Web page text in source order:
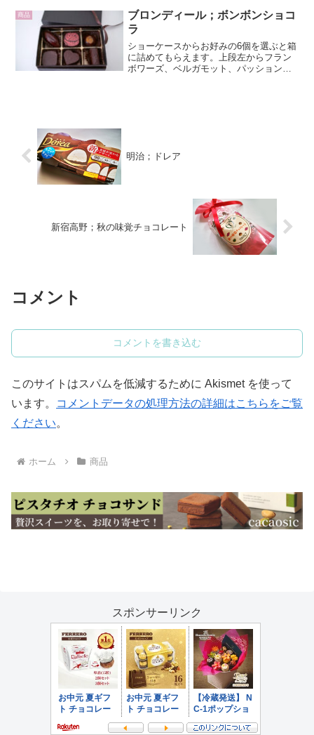
フレ...
商品
ブロンディール；ボンボンショコ
ラ
ショーケースからお好みの6個を選ぶと箱
に詰めてもらえます。上段左からフラン
ボワーズ、ベルガモット、パッションフ
明治；ドレア
新宿高野；秋の味覚チョコレート
コメント
コメントを書き込む
このサイトはスパムを低減するために Akismet を使って
います。
コメントデータの処理方法の詳細はこちらをご覧
ください。
ホーム 商品
スポンサーリンク